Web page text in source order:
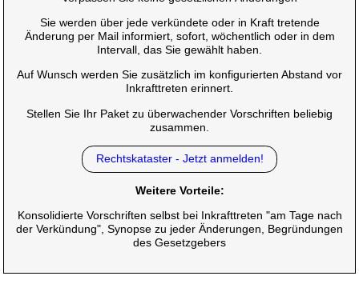
Sie werden über jede verkündete oder in Kraft tretende
Änderung per Mail informiert, sofort, wöchentlich oder in dem
Intervall, das Sie gewählt haben.
Auf Wunsch werden Sie zusätzlich im konfigurierten Abstand vor
Inkrafttreten erinnert.
Stellen Sie Ihr Paket zu überwachender Vorschriften beliebig
zusammen.
Rechtskataster - Jetzt anmelden!
Weitere Vorteile:
Konsolidierte Vorschriften selbst bei Inkrafttreten "am Tage nach
der Verkündung", Synopse zu jeder Änderungen, Begründungen
des Gesetzgebers